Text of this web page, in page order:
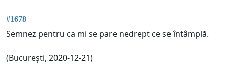
#1678
Semnez pentru ca mi se pare nedrept ce se întâmplă.
(București, 2020-12-21)